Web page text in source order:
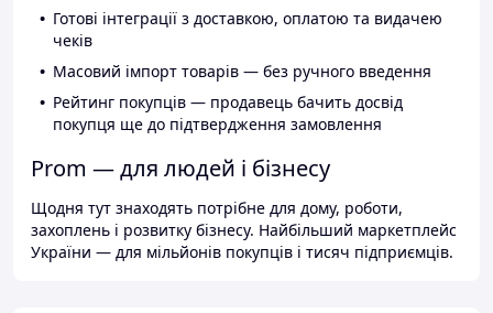
Готові інтеграції з доставкою, оплатою та видачею
чеків
Масовий імпорт товарів — без ручного введення
Рейтинг покупців — продавець бачить досвід
покупця ще до підтвердження замовлення
Prom — для людей і бізнесу
Щодня тут знаходять потрібне для дому, роботи,
захоплень і розвитку бізнесу. Найбільший маркетплейс
України — для мільйонів покупців і тисяч підприємців.